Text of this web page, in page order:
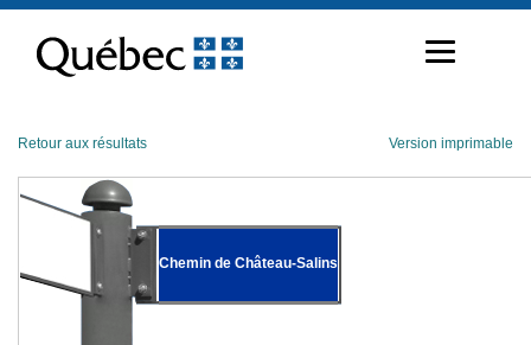
contenu
Retour aux résultats Version imprimable
Chemin de Château-Salins